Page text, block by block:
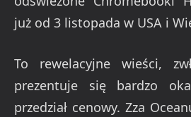
już od 3 listopada w USA i
To rewelacyjne wieści,
prezentuje się bardzo
przedział cenowy. Zza